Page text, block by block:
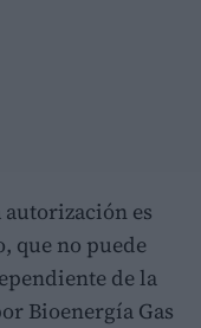
es
que no puede
de la
Bioenergía Gas